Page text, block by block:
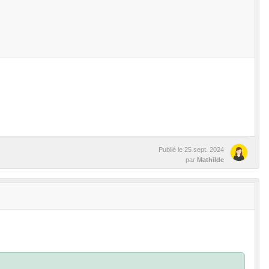
Publié le 25 sept. 2024
par Mathilde